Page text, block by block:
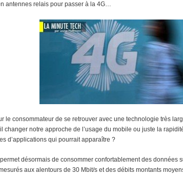
antennes relais pour passer à la 4G…
le consommateur de se retrouver avec une technologie très
changer notre approche de l’usage du mobile ou juste la
d’applications qui pourrait apparaître ?
permet désormais de consommer confortablement des données
aux alentours de 30 Mbit/s et des débits montants